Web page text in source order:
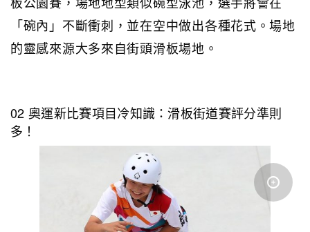
「碗內」不斷衝刺，並在空中做出各種花式。場地
的靈感來源大多來自街頭滑板場地。
02 奧運新比賽項目冷知識：滑板街道賽評分準則
多！